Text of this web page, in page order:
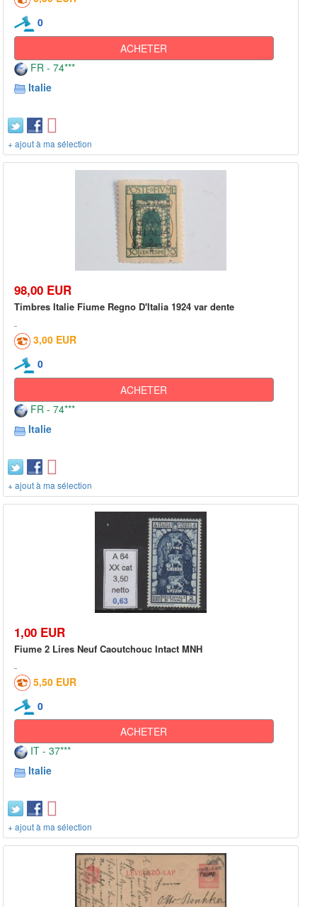
0
ACHETER
FR - 74***
Italie
+ ajout à ma sélection
98,00 EUR
Timbres Italie Fiume Regno D'Italia 1924 var dente
3,00 EUR
0
ACHETER
FR - 74***
Italie
+ ajout à ma sélection
1,00 EUR
Fiume 2 Lires Neuf Caoutchouc Intact MNH
5,50 EUR
0
ACHETER
IT - 37***
Italie
+ ajout à ma sélection